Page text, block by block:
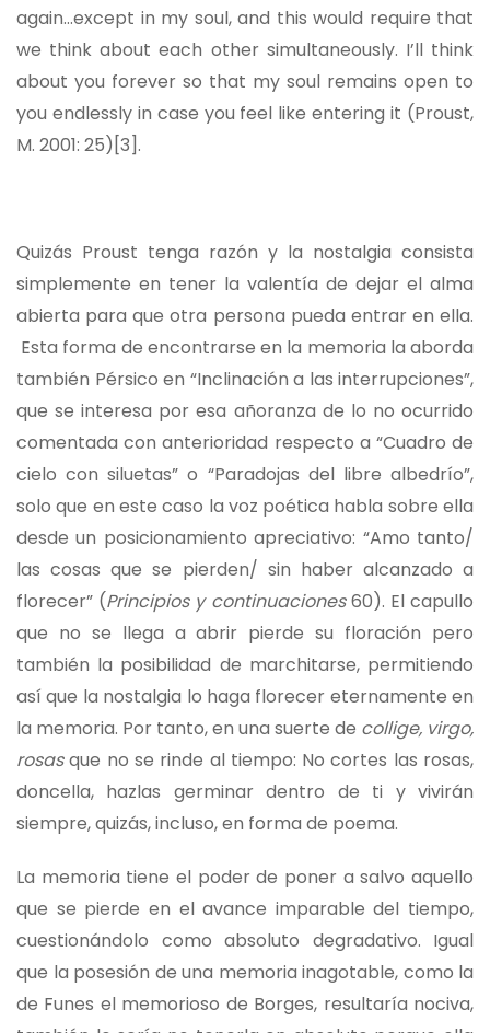
again…except in my soul, and this would require that
we think about each other simultaneously. I’ll think
about you forever so that my soul remains open to
you endlessly in case you feel like entering it (Proust,
M. 2001: 25) [3].
Quizás Proust tenga razón y la nostalgia consista
simplemente en tener la valentía de dejar el alma
abierta para que otra persona pueda entrar en ella.
Esta forma de encontrarse en la memoria la aborda
también Pérsico en “Inclinación a las interrupciones”,
que se interesa por esa añoranza de lo no ocurrido
comentada con anterioridad respecto a “Cuadro de
cielo con siluetas” o “Paradojas del libre albedrío”,
solo que en este caso la voz poética habla sobre ella
desde un posicionamiento apreciativo: “Amo tanto/
las cosas que se pierden/ sin haber alcanzado a
florecer” (Principios y continuaciones60). El capullo
que no se llega a abrir pierde su floración pero
también la posibilidad de marchitarse, permitiendo
así que la nostalgia lo haga florecer eternamente en
la memoria. Por tanto, en una suerte de collige, virgo,
rosasque no se rinde al tiempo: No cortes las rosas,
doncella, hazlas germinar dentro de ti y vivirán
siempre, quizás, incluso, en forma de poema.
La memoria tiene el poder de poner a salvo aquello
que se pierde en el avance imparable del tiempo,
cuestionándolo como absoluto degradativo. Igual
que la posesión de una memoria inagotable, como la
de Funes el memorioso de Borges, resultaría nociva,